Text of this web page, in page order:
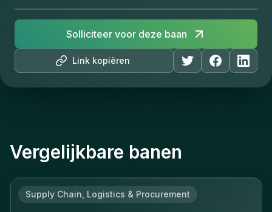
Link kopiëren
Solliciteer voor deze baan
Vergelijkbare banen
Supply Chain, Logistics & Procurement